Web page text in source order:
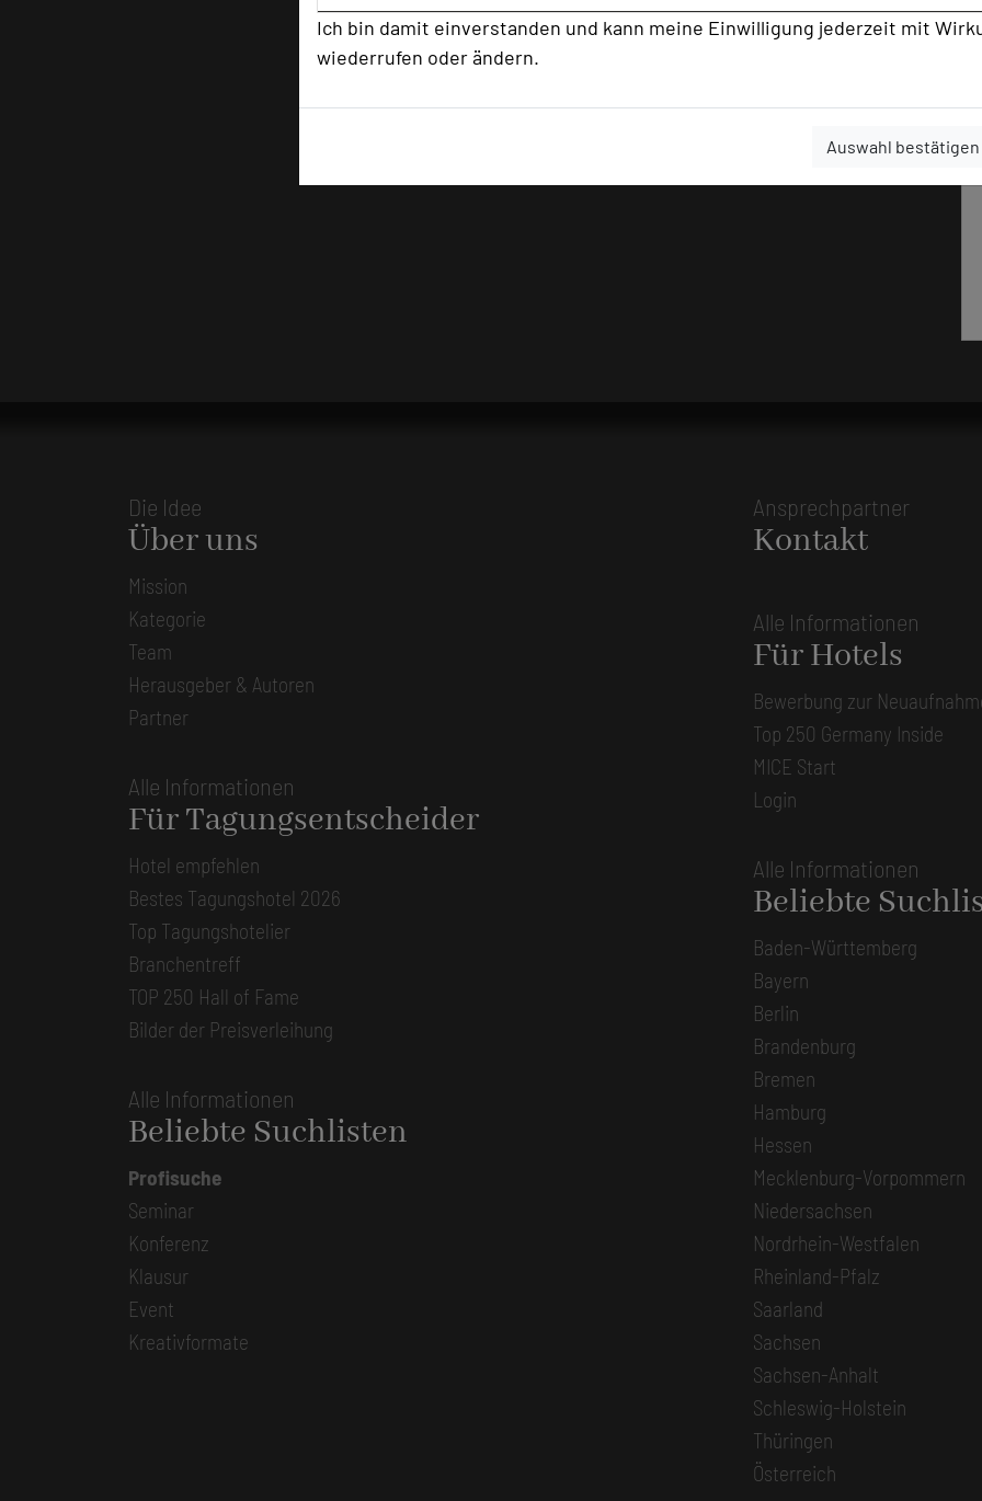
Ich bin damit einverstanden und kann meine Einwilligung jederzeit mit
wiederrufen oder ändern.
Auswahl bestätigen
Die Idee
Über uns
Mission
Kategorie
Team
Herausgeber & Autoren
Partner
Alle Informationen
Für Tagungsentscheider
Hotel empfehlen
Bestes Tagungshotel 2026
Top Tagungshotelier
Branchentreff
TOP 250 Hall of Fame
Bilder der Preisverleihung
Alle Informationen
Beliebte Suchlisten
Profisuche
Seminar
Konferenz
Klausur
Event
Kreativformate
Ansprechpartner
Kontakt
Alle Informationen
Für Hotels
Bewerbung zur
Top 250 Germany Inside
MICE Start
Login
Alle Informationen
Beliebte
Baden-Württemberg
Bayern
Berlin
Brandenburg
Bremen
Hamburg
Hessen
Mecklenburg-Vorpommern
Niedersachsen
Nordrhein-Westfalen
Rheinland-Pfalz
Saarland
Sachsen
Sachsen-Anhalt
Schleswig-Holstein
Thüringen
Österreich